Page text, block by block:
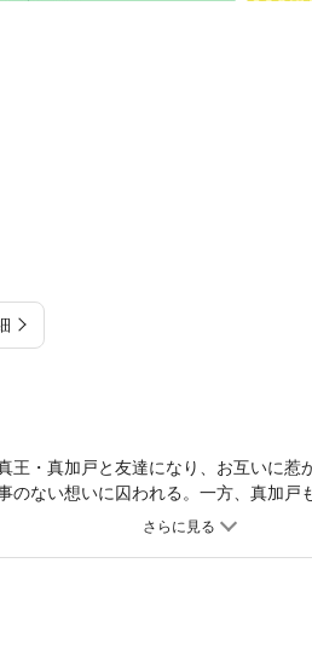
王・真加戸と友達になり、お互いに
のない想いに囚われる。一方、真加戸